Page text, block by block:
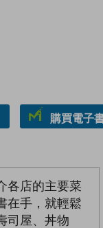
購買電子
各店的主要菜
在手，就輕鬆
司屋、丼物